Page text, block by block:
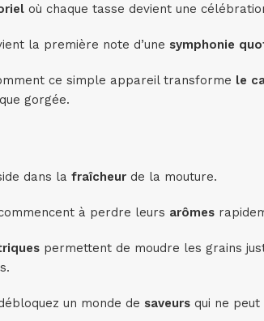
où chaque tasse devient une
la première note d’une symphonie
ce simple appareil transforme le
gorgée.
dans la fraîcheur de la mouture.
à perdre leurs arômes
permettent de moudre les grains
un monde de saveurs qui ne